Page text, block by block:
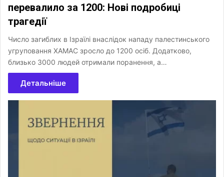
перевалило за 1200: Нові подробиці
трагедії
Число загиблих в Ізраїлі внаслідок нападу палестинського
угруповання ХАМАС зросло до 1200 осіб. Додатково,
близько 3000 людей отримали поранення, а…
Детальніше